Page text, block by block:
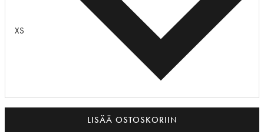
XS
LISÄÄ OSTOSKORIIN